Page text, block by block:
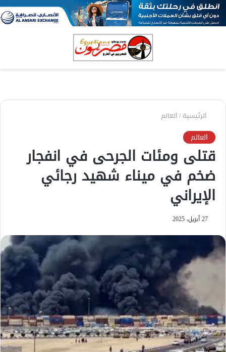
الرئيسية/العالم
العالم
قتلى ومئات الجرحى في انفجار
ضخم في ميناء شهيد رجائي
الإيراني
27 أبريل، 2025